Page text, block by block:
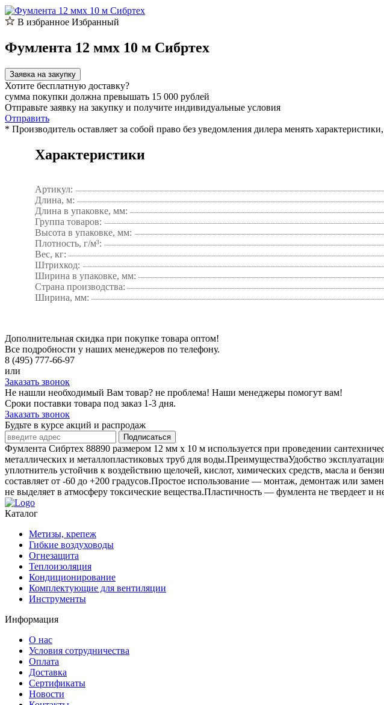
В избранное Избранный
Фумлента 12 ммх 10 м Сибртех
Заявка на закупку
Хотите бесплатную доставку?
сумма покупки должна превышать 15 000 рублей
Отправьте заявку на закупку и получите индивидуальные условия
Отправить
* Производитель оставляет за собой право без уведомления дилера менять
Характеристики
Артикул:
Длина, м:
Длина в упаковке, мм:
Группа товаров:
Высота в упаковке, мм:
Плотность, г/м³:
Вес, кг:
Штрихкод:
Ширина в упаковке, мм:
Страна производства:
Ширина, мм:
Дополнительная скидка при покупке товара оптом!
Все подробности у наших менеджеров по телефону.
8 (495) 777-66-97
или
Заказать звонок
Не нашли необходимый Вам товар? не проблема! Наши менеджеры помогут вам!
Сроки поставки товара под заказ 1-3 дня.
Заказать звонок
Будьте в курсе акций и распродаж
Подписаться
Фумлента Сибртех 88890 размером 12 мм х 10 м используется при проведении
металлических и металлопластиковых труб для воды.ПреимуществаУдобство
уплотнитель устойчив к воздействию щелочей, кислот, химических средств, масла и
составляет от -60 до +200 градусов.Простое использование — монтаж, демонтаж или
не выделяет в атмосферу токсические вещества.Пластичность — фумлента не твердеет и
Каталог
Метизы, крепеж
Гибкие воздуховоды
Огнезащита
Теплоизоляция
Кондиционирование
Комплектующие для вентиляции
Инструменты
Информация
О нас
Условия сотрудничества
Оплата
Доставка
Сертификаты
Новости